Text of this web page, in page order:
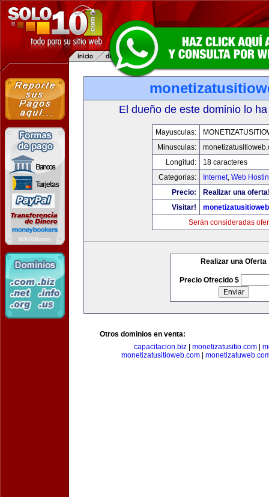
El dueño de este dominio lo
Mayusculas:
Minusculas:
Longitud:
18 caracteres
Categorias:
Internet, Web
Precio:
Realizar una
Visitar!
Serán consideradas
Realizar una Oferta
Precio Ofrecido $
Otros dominios en venta:
capacitacion.biz| monetizatusitio.com|
monetizatusitioweb.com